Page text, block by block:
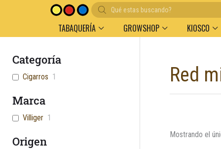
Búsqueda
de
productos
Entregas en el día en AMBA Descuento por
TABAQUERÍA GROWSHOP KIOSCO
Categoría
Cigarros 1
Marca
Villiger 1
Origen
Red
Mostrando el